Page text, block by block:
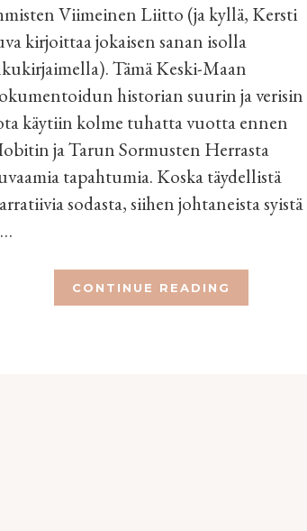
Viimeinen Liitto (ja kyllä, Kersti
kirjoittaa jokaisen sanan isolla
Tämä Keski-Maan
historian suurin ja verisin
käytiin kolme tuhatta vuotta ennen
ja Tarun Sormusten Herrasta
tapahtumia. Koska täydellistä
sodasta, siihen johtaneista syistä
CONTINUE READING